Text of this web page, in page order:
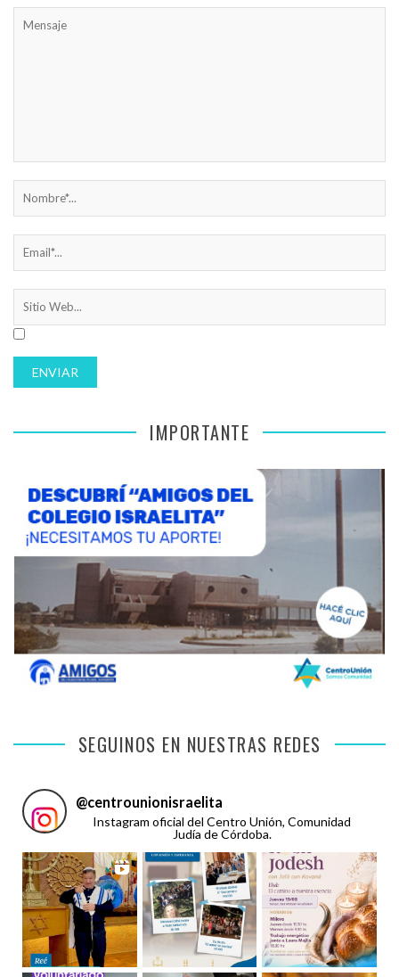
IMPORTANTE
SEGUINOS EN NUESTRAS REDES
@centrounionisraelita
Instagram oficial del Centro Unión, Comunidad
Judía de Córdoba.